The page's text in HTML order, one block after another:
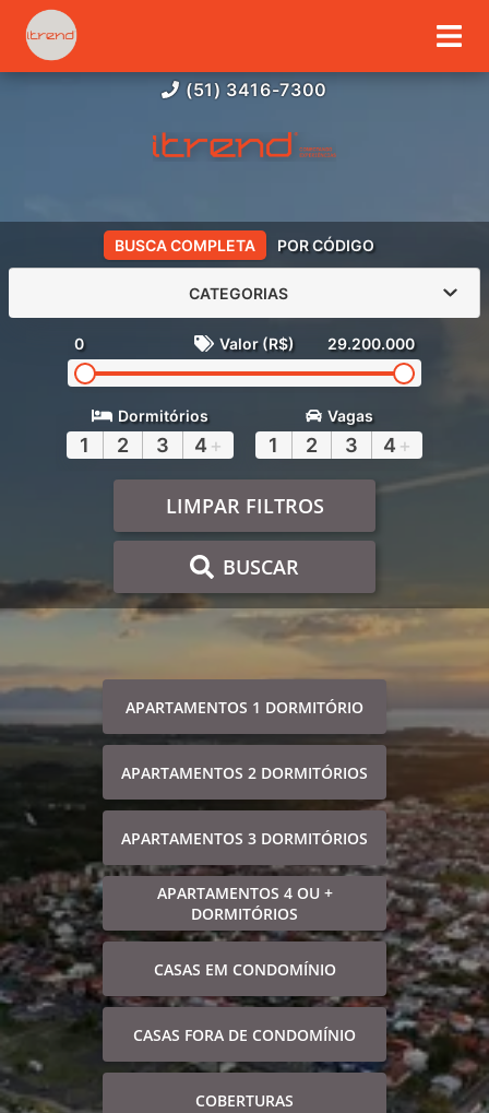
(51) 3416-7300
BUSCA COMPLETA POR CÓDIGO
CATEGORIAS
0 Valor (R$) 29.200.000
Dormitórios
1 2 3 4 +
Vagas
1 2 3 4 +
LIMPAR FILTROS
BUSCAR
APARTAMENTOS 1 DORMITÓRIO
APARTAMENTOS 2 DORMITÓRIOS
APARTAMENTOS 3 DORMITÓRIOS
APARTAMENTOS 4 OU +
DORMITÓRIOS
CASAS EM CONDOMÍNIO
CASAS FORA DE CONDOMÍNIO
COBERTURAS